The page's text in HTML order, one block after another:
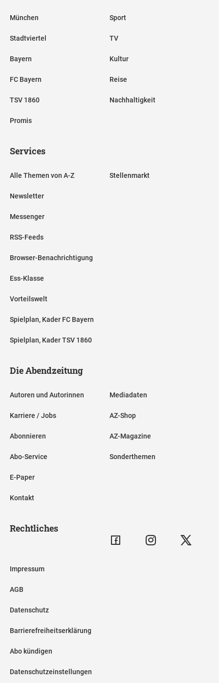
München
Stadtviertel
Bayern
FC Bayern
TSV 1860
Promis
Sport
TV
Kultur
Reise
Nachhaltigkeit
Services
Alle Themen von A-Z
Newsletter
Messenger
RSS-Feeds
Browser-Benachrichtigung
Ess-Klasse
Vorteilswelt
Spielplan, Kader FC Bayern
Spielplan, Kader TSV 1860
Stellenmarkt
Die Abendzeitung
Autoren und Autorinnen
Karriere / Jobs
Abonnieren
Abo-Service
E-Paper
Kontakt
Mediadaten
AZ-Shop
AZ-Magazine
Sonderthemen
Rechtliches
Impressum
AGB
Datenschutz
Barrierefreiheitserklärung
Abo kündigen
Datenschutzeinstellungen